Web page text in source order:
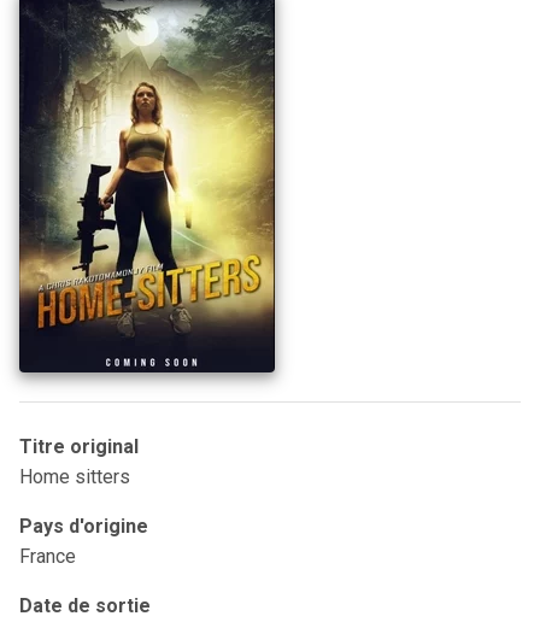
Titre original
Home sitters
Pays d'origine
France
Date de sortie